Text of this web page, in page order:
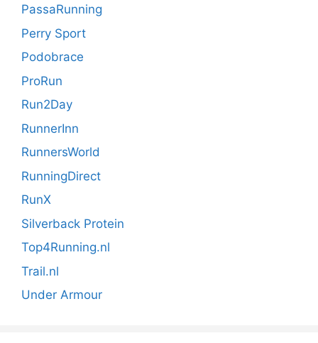
PassaRunning
Perry Sport
Podobrace
ProRun
Run2Day
RunnerInn
RunnersWorld
RunningDirect
RunX
Silverback Protein
Top4Running.nl
Trail.nl
Under Armour